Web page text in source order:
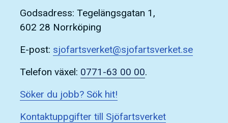
Godsadress: Tegelängsgatan 1,
602 28 Norrköping
E-post: sjofartsverket@sjofartsverket.se
Telefon växel: 0771-63 00 00.
Söker du jobb? Sök hit!
Kontaktuppgifter till Sjöfartsverket